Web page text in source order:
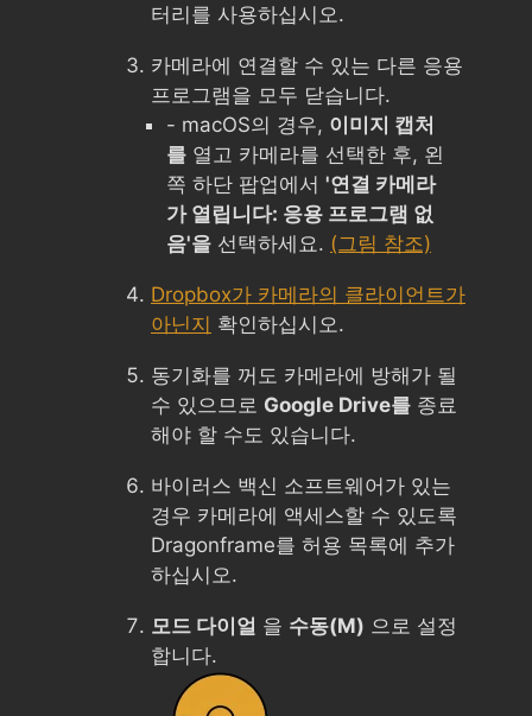
터리를 사용하십시오.
카메라에 연결할 수 있는 다른 응용
프로그램을 모두 닫습니다.
- macOS의 경우, 이미지 캡처
를 열고 카메라를 선택한 후, 왼
쪽 하단 팝업에서 '연결 카메라
가 열립니다: 응용 프로그램 없
음'을 선택하세요. (그림 참조)
Dropbox가 카메라의 클라이언트가
아닌지 확인하십시오.
동기화를 꺼도 카메라에 방해가 될
수 있으므로 Google Drive를 종료
해야 할 수도 있습니다.
바이러스 백신 소프트웨어가 있는
경우 카메라에 액세스할 수 있도록
Dragonframe를 허용 목록에 추가
하십시오.
모드 다이얼 을 수동(M) 으로 설정
합니다.